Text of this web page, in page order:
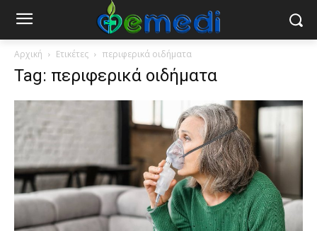
Αρχική Ετικέτες περιφερικά οιδήματα
Tag: περιφερικά οιδήματα